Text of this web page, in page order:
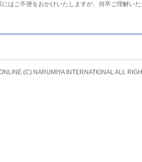
にはご不便をおかけいたしますが、何卒ご理解い